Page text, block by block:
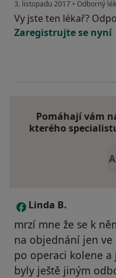
3. listopadu 2017 • Odborný
Vy jste ten lékař?
Zaregistrujte se nyní
Pomáhají vám
kterého
L Linda B.
mrzí mne že se k
na objednání jen
po operaci kolene
byly ještě jiným